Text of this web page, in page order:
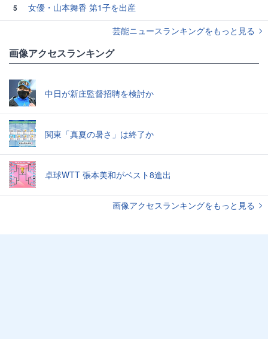
5
女優・山本舞香 第1子を出産
芸能ニュースランキングをもっと見る
画像アクセスランキング
中日が新庄監督招聘を検討か
関東「真夏の暑さ」は終了か
卓球WTT 張本美和がベスト8進出
画像アクセスランキングをもっと見る